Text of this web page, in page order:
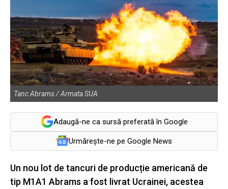
Tanc Abrams / Armata SUA
Adaugă-ne ca sursă preferată în Google
Urmărește-ne pe Google News
Un nou lot de tancuri de producție americană de
tip M1A1 Abrams a fost livrat Ucrainei, acestea